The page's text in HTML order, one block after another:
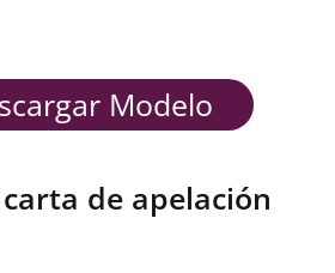
Modelo
de apelación